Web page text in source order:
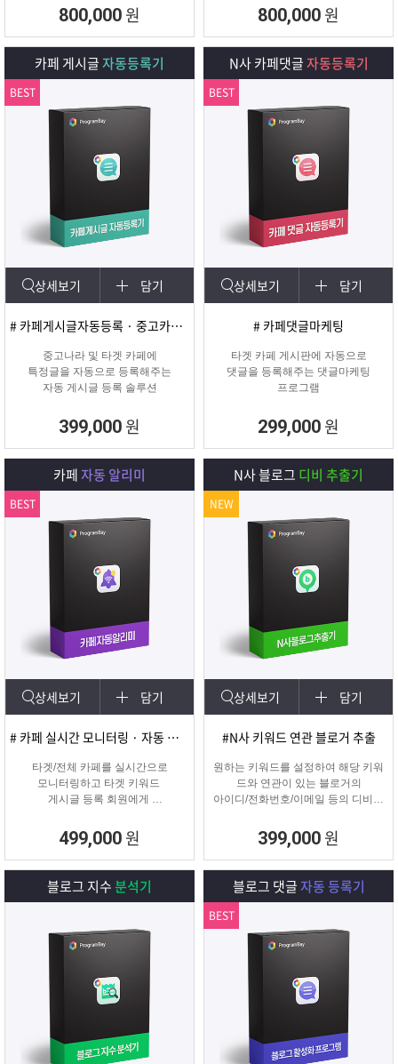
회원 수, 제목개수 , 내용개수, 댓글개
수, 가입조건,
글쓰기조건 별로 추출하여 얼마나 활
성화가 되어
있는지를 체크하여 효과가 있을만한
확인하여 효과적인 바이럴 마케팅을
진행할 수 있도록
800,000 원 800,000 원
카페 게시글자동등록기
상세보기 담기
# 카페게시글자동등록 · 중고카페글쓰기
중고나라 및 타겟 카페에
특정글을 자동으로 등록해주는
자동 게시글 등록 솔루션
399,000 원
BEST
N사 카페댓글자동등록기
상세보기 담기
# 카페댓글마케팅
타겟 카페 게시판에 자동으로
댓글을 등록해주는 댓글마케팅
프로그램
299,000 원
BEST
카페자동 알리미
상세보기 담기
# 카페 실시간 모니터링 · 자동 쪽지/메일발송
타겟/전체 카페를 실시간으로
모니터링하고 타겟 키워드
게시글 등록 회원에게
프로그램
499,000 원
BEST
N사 블로그 디비 추출기
상세보기 담기
#N사 키워드 연관 블로거 추출
원하는 키워드를 설정하여 해당 키워
드와 연관이 있는 블로거의
아이디/전화번호/이메일 등의 디비를
실질적으로 효과적인 디비를 추출 할
수 있는 프로그램
399,000 원
NEW
블로그 지수분석기 블로그 댓글자동 등록기
BEST